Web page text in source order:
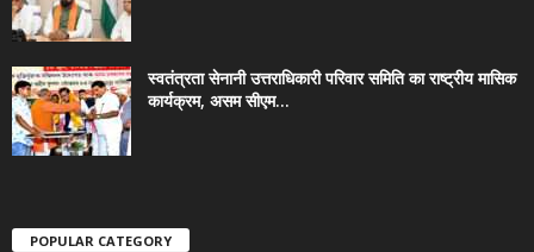
स्वतंत्रता सेनानी उत्तराधिकारी परिवार समिति का राष्ट्रीय मासिक
कार्यक्रम, असम सीएम...
POPULAR CATEGORY